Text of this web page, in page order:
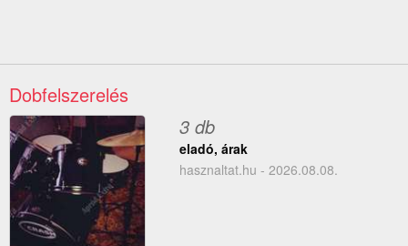
Dobfelszerelés
3 db
eladó, árak
hasznaltat.hu - 2026.08.08.